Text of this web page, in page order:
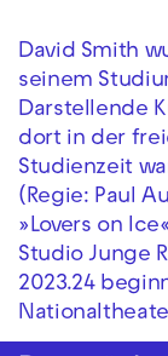
David Smith
seinem
Darstellende
dort in der
Studienzeit
(Regie: Paul
»Lovers on
Studio Junge
2023.24